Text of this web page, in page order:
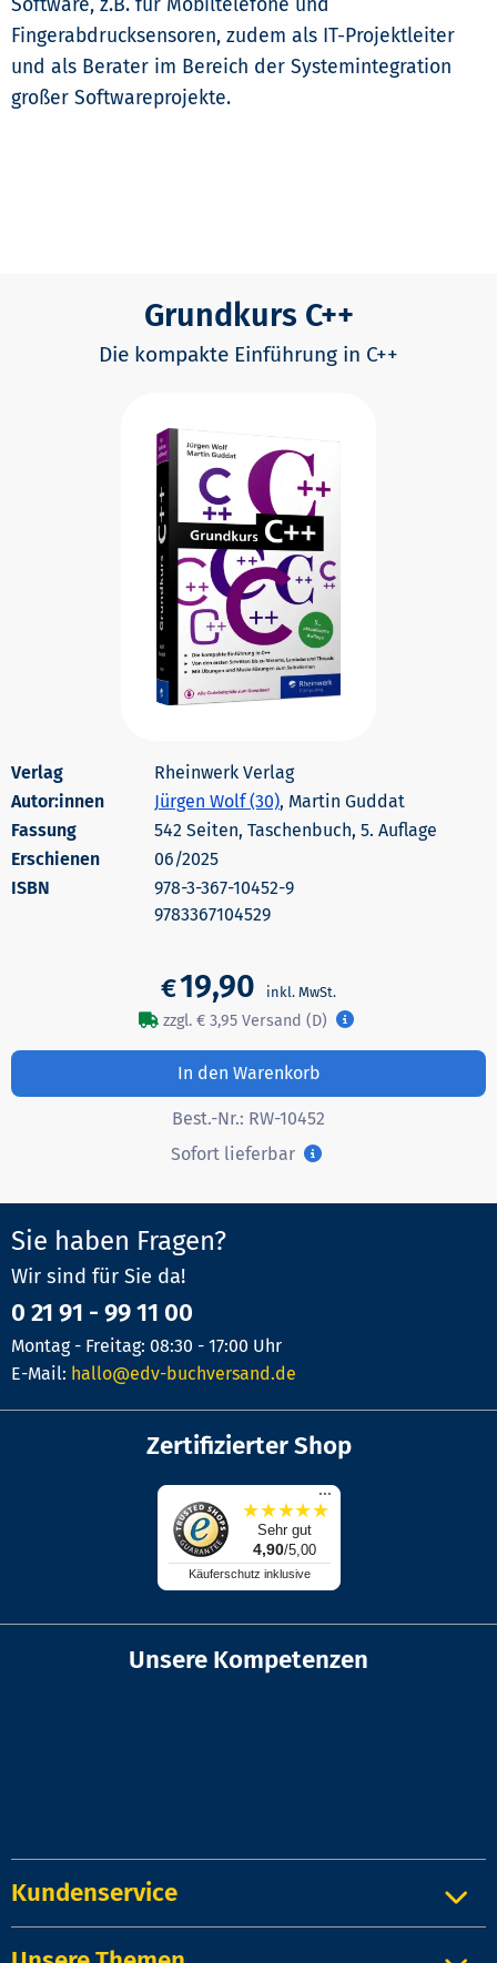
Software, z.B. für Mobiltelefone und
Fingerabdrucksensoren, zudem als IT-Projektleiter
und als Berater im Bereich der Systemintegration
großer Softwareprojekte.
Grundkurs C++
Die kompakte Einführung in C++
Rheinwerk Verlag
Autor:innen
Jürgen Wolf (30), Martin Guddat
542 Seiten, Taschenbuch, 5. Auflage
Erschienen
06/2025
978-3-367-10452-9
9783367104529
€19,90
zzgl. € 3,95 Versand (D)
In den Warenkorb
Best.-Nr.: RW-10452
Sofort lieferbar
Sie haben Fragen?
Wir sind für Sie da!
0 21 91 - 99 11 00
Montag - Freitag: 08:30 - 17:00 Uhr
E-Mail: hallo@edv-buchversand.de
Zertifizierter Shop
...
★★★★★
Sehr gut
4,90/5,00
Käuferschutz inklusive
Unsere Kompetenzen
Kundenservice